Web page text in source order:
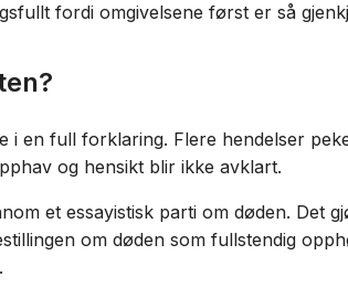
fordi omgivelsene først er så
i en full forklaring. Flere hendelser
og hensikt blir ikke avklart.
et essayistisk parti om døden. Det
om døden som fullstendig